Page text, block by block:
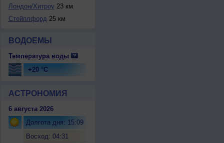
Лондон/Хитроу 23 км
Стейплфорд 25 км
ВОДОЕМЫ
Температура воды
+20 °C
АСТРОНОМИЯ
6 августа 2026
Долгота дня: 15:09
Восход: 04:31